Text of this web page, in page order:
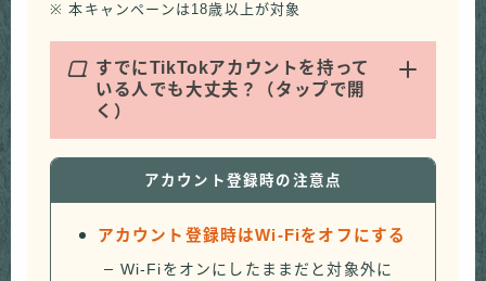
※ 本キャンペーンは18歳以上が対象
Q すでにTikTokアカウントを持って
いる人でも大丈夫？（タップで開
く）
アカウント登録時の注意点
アカウント登録時はWi-Fiをオフにする
Wi-Fiをオンにしたままだと対象外に